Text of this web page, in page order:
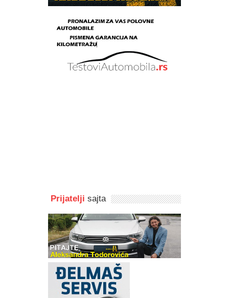
Prijatelji sajta